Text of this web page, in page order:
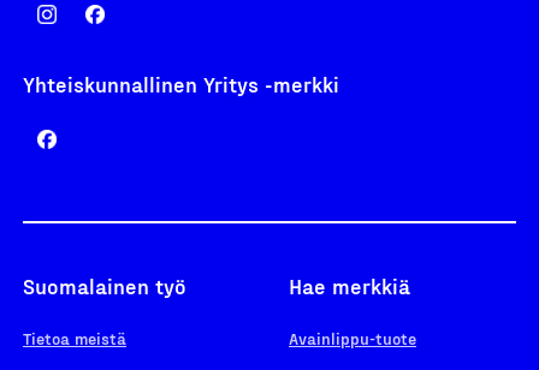
Yhteiskunnallinen Yritys -merkki
Suomalainen työ
Tietoa meistä
Hae merkkiä
Avainlippu-tuote